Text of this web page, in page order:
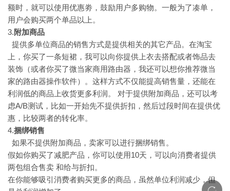
额时，就可以使用优惠劵，鼓励用户多购物。一般为了凑单，
用户会购买两个单品以上。
3.附加商品
提供多单位商品的销售方式是提供相关的其它产品。在淘宝
上，你买了一条短裙，我可以向你提供上衣去搭配或者饰品去
装饰（或者你买了微当家商用路由器，我还可以想你推荐微当
家的路由器操作软件）。这样方式不仅能提高销售量，还能在
利润低的商品上收货更多利润。 对于提供附加商品，还可以考
虑A/B测试，比如一开始先不提供折扣，然后过段时间在提供优
惠，比较两者的转化率。
4.捆绑销售
如果不提供附加商品，卖家可以进行捆绑销售。
假如你购买了减肥产品，你可以使用10天，可以向消费者提供
两包组合售卖 和给与折扣。
在你能够吸引消费者购买更多的商品，虽然单位利润减少，但